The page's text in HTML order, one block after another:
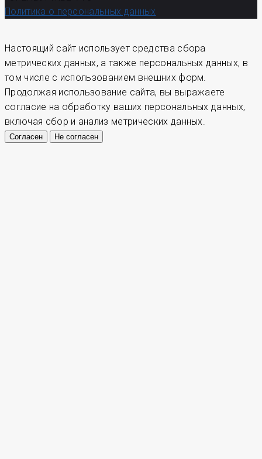
метрических данных, а также персональных данных, в
том числе с использованием внешних форм.
Продолжая использование сайта, вы выражаете
согласие на обработку ваших персональных данных,
включая сбор и анализ метрических данных.
Согласен Не согласен